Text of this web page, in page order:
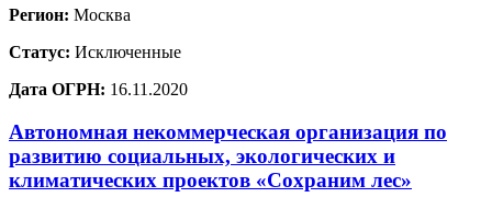
Регион: Москва
Статус: Исключенные
Дата ОГРН: 16.11.2020
Автономная некоммерческая организация по
развитию социальных, экологических и
климатических проектов «Сохраним лес»